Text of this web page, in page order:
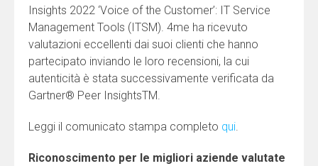
Insights 2022 ‘Voice of the Customer’: IT Service
Management Tools (ITSM). 4me ha ricevuto
valutazioni eccellenti dai suoi clienti che hanno
partecipato inviando le loro recensioni, la cui
autenticità è stata successivamente verificata da
Gartner® Peer InsightsTM.
Leggi il comunicato stampa completo qui.
Riconoscimento per le migliori aziende valutate